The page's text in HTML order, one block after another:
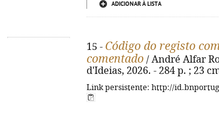
ADICIONAR À LISTA
15 - Código do registo
comentado / André Alfar
d'Ideias, 2026. - 284 p. ; 23
Link persistente: http://